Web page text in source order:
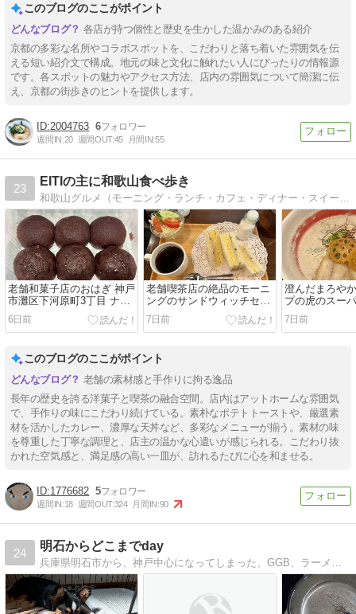
このブログのここがポイント
各店が持つ個性と歴史を生かした温かみのある紹介
京都の多彩な名所やコラボスポットを、こだわりと落ち着いた雰囲気を伝
える短い紹介文で構成。地元の味と文化に触れたい人にぴったりの情報源
です。各スポットの魅力やアクセス方法、店内の雰囲気について簡潔に伝
え、京都の街歩きのヒントを提供します。
2004763 6
週間IN:20 週間OUT:45 月間IN:55
23
EITIの主に和歌山食べ歩き
和歌山グルメ（モーニング・ランチ・カフェ・ディナー・スイーツ）を中心とした関西食べ歩きの記録とたまに全国のふるさと納税の謝礼品も紹介します。
老舗和菓子店のおはぎ 神戸
市灘区下河原町3丁目 ナダ
シンの餅 本店
6日前
老舗喫茶店の絶品のモーニ
ングのサンドウィッチセッ
ト 神戸市灘区水道筋5丁目
喫茶ドニエ
7日前
澄んだまろや
プの虎のスー
ーメン（博多
灘区住吉宮町4
ー麺 加虎
7日前
このブログのここがポイント
老舗の素材感と手作りに拘る逸品
長年の歴史を誇る洋菓子と喫茶の融合空間。店内はアットホームな雰囲気
で、手作りの味にこだわり続けている。素朴なポテトトーストや、厳選素
材を活かしたカレー、濃厚な天丼など、多彩なメニューが揃う。素材の味
を尊重した丁寧な調理と、店主の温かな心遣いが感じられる。こだわり抜
かれた空気感と、満足感の高い一皿が、訪れるたびに心を和ませる。
1776682 5
週間IN:18 週間OUT:324 月間IN:90
24
明石からどこまでday